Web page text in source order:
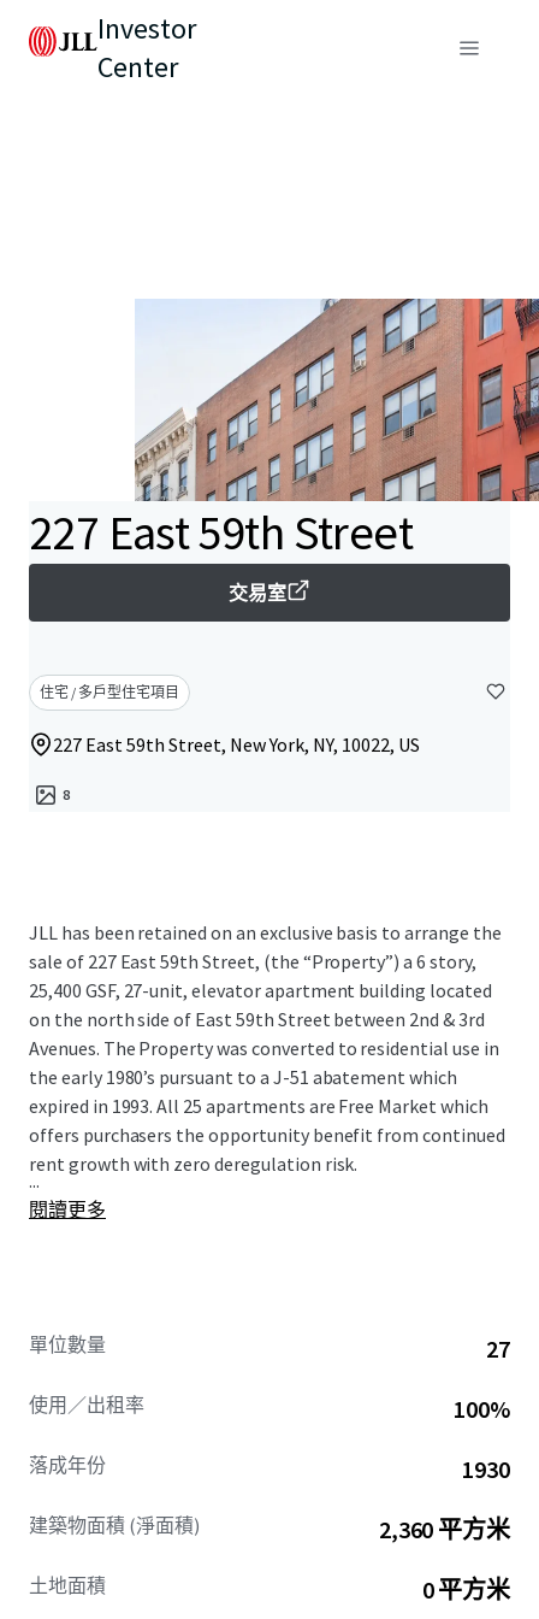
Investor
Center
227 East 59th Street
交易室
住宅 / 多戶型住宅項目
227 East 59th Street, New York, NY, 10022, US
8
JLL has been retained on an exclusive basis to arrange the
sale of 227 East 59th Street, (the “Property”) a 6 story,
25,400 GSF, 27-unit, elevator apartment building located
on the north side of East 59th Street between 2nd & 3rd
Avenues. The Property was converted to residential use in
the early 1980’s pursuant to a J-51 abatement which
expired in 1993. All 25 apartments are Free Market which
offers purchasers the opportunity benefit from continued
rent growth with zero deregulation risk.
...
閱讀更多
單位數量 27
使用／出租率 100%
落成年份 1930
建築物面積 (淨面積) 2,360 平方米
土地面積 0 平方米